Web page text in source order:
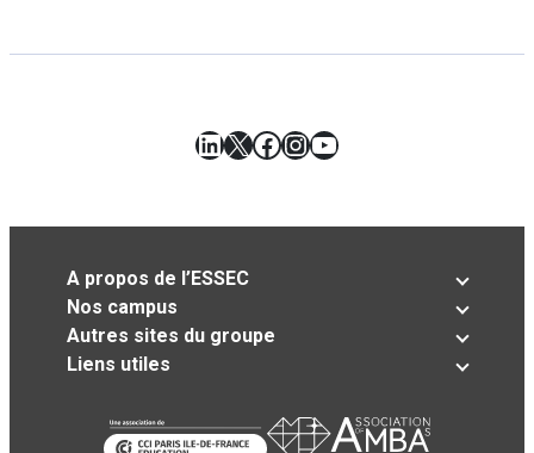
LinkedIn
X Facebook
Instagram
YouTube
A propos de l’ESSEC
Nos campus
Autres sites du groupe
Liens utiles